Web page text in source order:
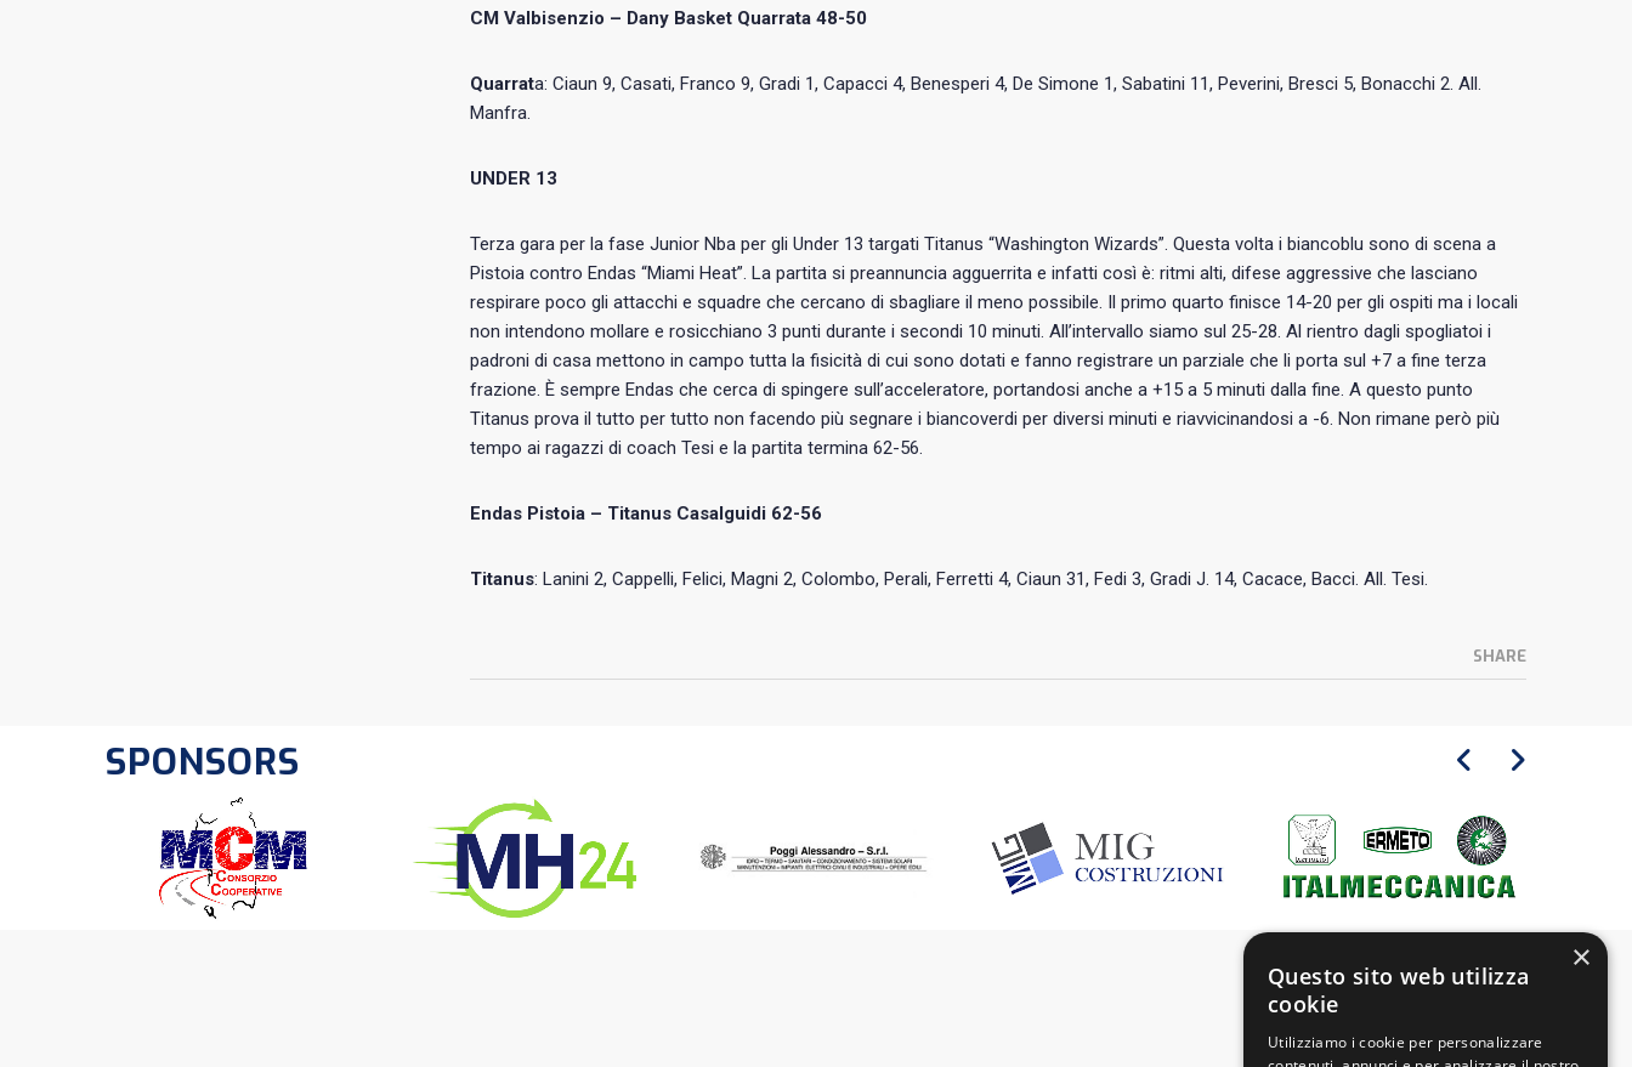
CM Valbisenzio – Dany Basket Quarrata 48-50
Quarrata: Ciaun 9, Casati, Franco 9, Gradi 1, Capacci 4, Benesperi 4, De Simone 1, Sabatini 11, Peverini, Bresci 5, Bonacchi 2. All.
Manfra.
UNDER 13
Terza gara per la fase Junior Nba per gli Under 13 targati Titanus “Washington Wizards”. Questa volta i biancoblu sono di scena a
Pistoia contro Endas “Miami Heat”. La partita si preannuncia agguerrita e infatti così è: ritmi alti, difese aggressive che lasciano
respirare poco gli attacchi e squadre che cercano di sbagliare il meno possibile. Il primo quarto finisce 14-20 per gli ospiti ma i locali
non intendono mollare e rosicchiano 3 punti durante i secondi 10 minuti. All’intervallo siamo sul 25-28. Al rientro dagli spogliatoi i
padroni di casa mettono in campo tutta la fisicità di cui sono dotati e fanno registrare un parziale che li porta sul +7 a fine terza
frazione. È sempre Endas che cerca di spingere sull’acceleratore, portandosi anche a +15 a 5 minuti dalla fine. A questo punto
Titanus prova il tutto per tutto non facendo più segnare i biancoverdi per diversi minuti e riavvicinandosi a -6. Non rimane però più
tempo ai ragazzi di coach Tesi e la partita termina 62-56.
Endas Pistoia – Titanus Casalguidi 62-56
Titanus: Lanini 2, Cappelli, Felici, Magni 2, Colombo, Perali, Ferretti 4, Ciaun 31, Fedi 3, Gradi J. 14, Cacace, Bacci. All. Tesi.
SHARE
SPONSORS
×
Questo sito web utilizza
cookie
Utilizziamo i cookie per personalizzare